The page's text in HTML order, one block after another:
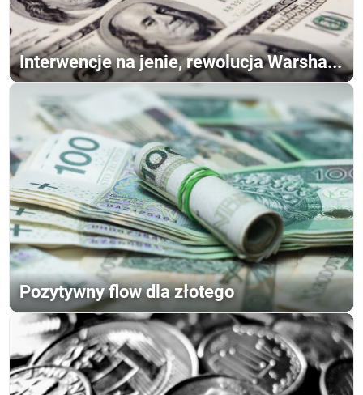
Interwencje na jenie, rewolucja Warsha...
Pozytywny flow dla złotego